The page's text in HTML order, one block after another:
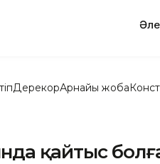
ДерекқорАрнайы жоба
қайтыс